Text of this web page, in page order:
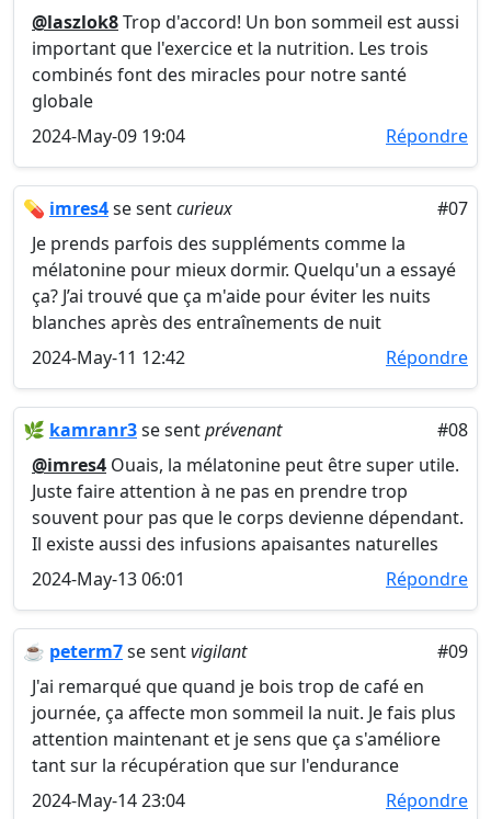
@laszlok8Trop d'accord! Un bon sommeil est aussi
important que l'exercice et la nutrition. Les trois
combinés font des miracles pour notre santé
globale
2024-May-09 19:04
Répondre
💊 imres4se sentcurieux
#07
Je prends parfois des suppléments comme la
mélatonine pour mieux dormir. Quelqu'un a essayé
ça? J’ai trouvé que ça m'aide pour éviter les nuits
blanches après des entraînements de nuit
2024-May-11 12:42
Répondre
🌿 kamranr3se sentprévenant
#08
@imres4 Ouais, la mélatonine peut être super utile.
Juste faire attention à ne pas en prendre trop
souvent pour pas que le corps devienne dépendant.
Il existe aussi des infusions apaisantes naturelles
2024-May-13 06:01
Répondre
☕ peterm7se sentvigilant
#09
J'ai remarqué que quand je bois trop de café en
journée, ça affecte mon sommeil la nuit. Je fais plus
attention maintenant et je sens que ça s'améliore
tant sur la récupération que sur l'endurance
2024-May-14 23:04
Répondre